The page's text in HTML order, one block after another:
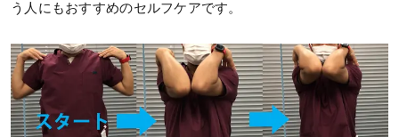
う人にもおすすめのセルフケアです。